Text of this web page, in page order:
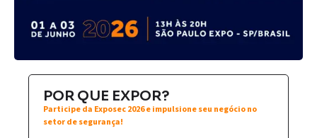
POR QUE EXPOR?
Participe da Exposec 2026 e impulsione seu negócio no
setor de segurança!